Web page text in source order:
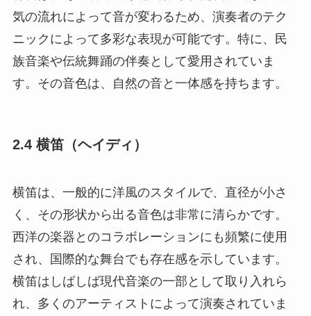
気の流れによって音が変わるため、演奏者のテク
ニックによって多彩な表現が可能です。特に、民
族音楽や伝統舞踊の伴奏として愛用されていま
す。その音色は、自然の音と一体感を持ちます。
2.4 横笛（ヘイディ）
横笛は、一般的に洋風のスタイルで、直径が小さ
く、その形状から出る音色は非常に清らかです。
西洋の楽器とのコラボレーションにも頻繁に使用
され、国際的な舞台でも存在感を示しています。
横笛はしばしば現代音楽の一部として取り入れら
れ、多くのアーティストによって演奏されていま